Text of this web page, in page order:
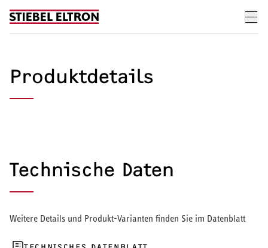
Produktdetails
Technische Daten
Weitere Details und Produkt-Varianten finden Sie im Datenblatt